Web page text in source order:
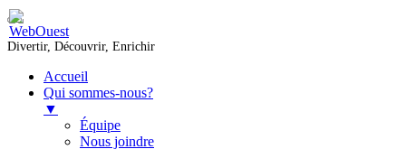
Divertir, Découvrir, Enrichir
Accueil
Qui sommes-nous?
▼
Équipe
Nous joindre